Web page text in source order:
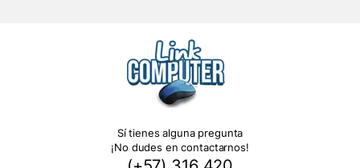
Sí tienes alguna pregunta
¡No dudes en contactarnos!